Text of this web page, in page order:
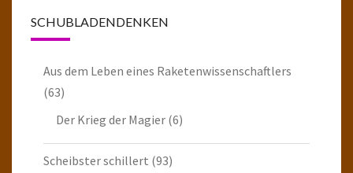
SCHUBLADENDENKEN
Aus dem Leben eines Raketenwissenschaftlers
(63)
Der Krieg der Magier (6)
Scheibster schillert (93)